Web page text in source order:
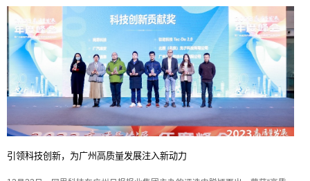
引领科技创新，为广州高质量发展注入新动力